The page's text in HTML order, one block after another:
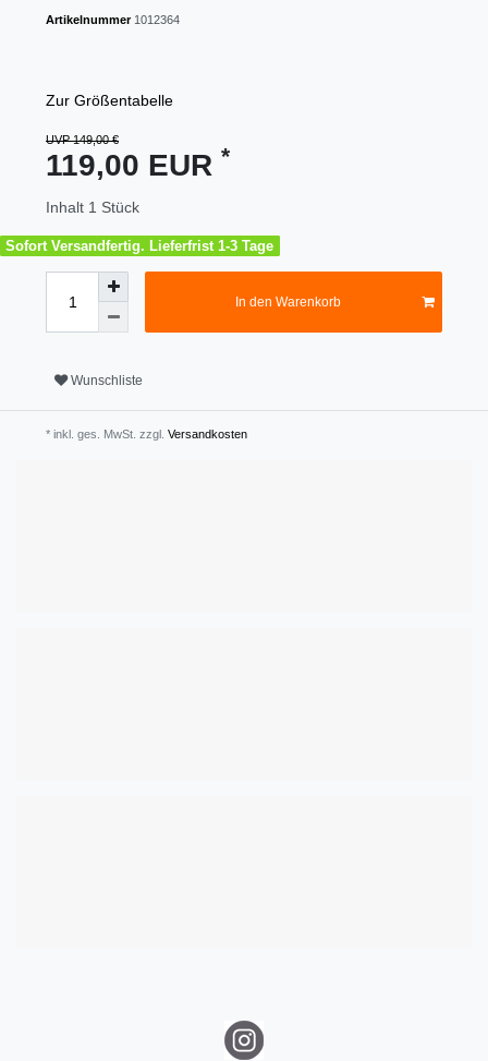
Artikelnummer 1012364
Zur Größentabelle
UVP 149,00 €
119,00 EUR *
Inhalt 1 Stück
Sofort Versandfertig. Lieferfrist 1-3 Tage
In den Warenkorb
Wunschliste
* inkl. ges. MwSt. zzgl. Versandkosten